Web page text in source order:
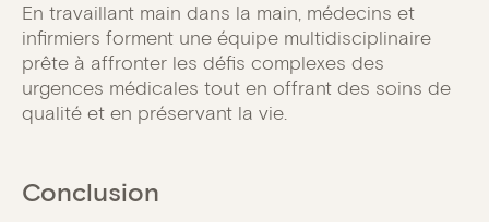
En travaillant main dans la main, médecins et
infirmiers forment une équipe multidisciplinaire
prête à affronter les défis complexes des
urgences médicales tout en offrant des soins de
qualité et en préservant la vie.
Conclusion